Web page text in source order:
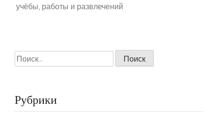
учёбы, работы и развлечений
Найти:
Рубрики